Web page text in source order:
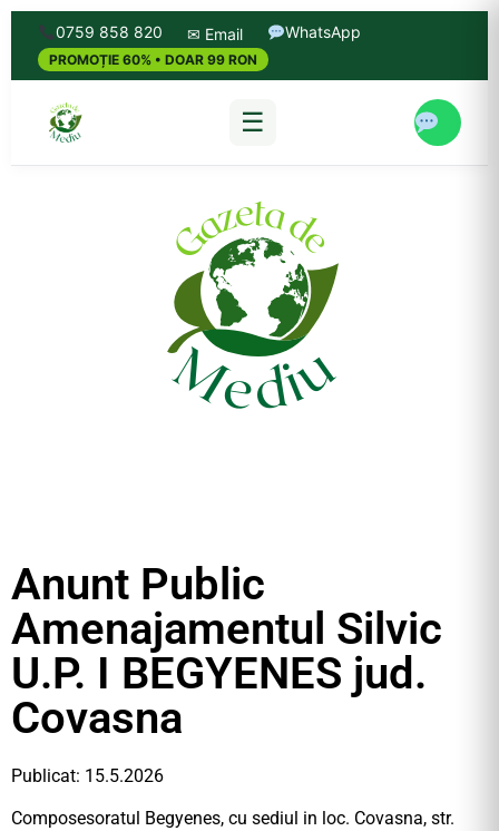
0759 858 820 ✉ Email WhatsApp
PROMOȚIE 60% • DOAR 99 RON
☰
Anunt Public
Amenajamentul Silvic
U.P. I BEGYENES jud.
Covasna
Publicat: 15.5.2026
Composesoratul Begyenes, cu sediul in loc. Covasna, str.